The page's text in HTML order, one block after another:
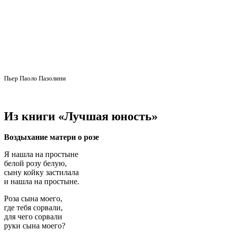
Пьер Паоло Пазолини
Из книги «Лучшая юность»
Воздыхание матери о розе
Я нашла на простыне
белой розу белую,
сыну койку застилала
и нашла на простыне.
Роза сына моего,
где тебя сорвали,
для чего сорвали
руки сына моего?